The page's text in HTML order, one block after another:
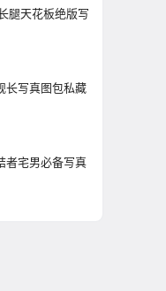
腿天花板绝版写
长写真图包私藏
者宅男必备写真